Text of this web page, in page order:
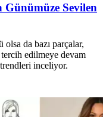
Sevilen
da bazı parçalar,
edilmeye devam
inceliyor.